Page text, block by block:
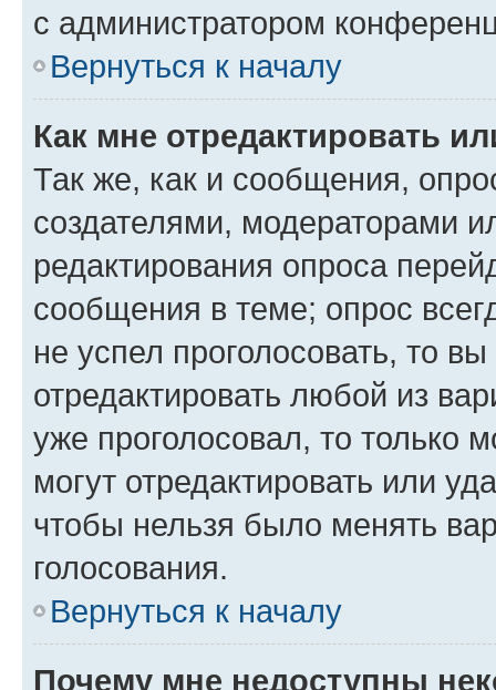
с администратором
Вернуться к началу
Как мне отредактировать
Так же, как и сообщения,
создателями, модераторами
редактирования опроса
сообщения в теме; опрос
не успел проголосовать, то
отредактировать любой из
уже проголосовал, то только
могут отредактировать или
чтобы нельзя было менять
голосования.
Вернуться к началу
Почему мне недоступны